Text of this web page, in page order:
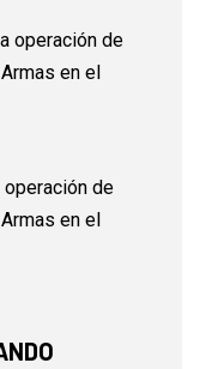
operación de
en el
operación de
en el